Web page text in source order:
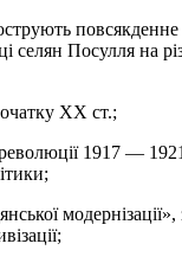
селян Посулля на
XX ст.;
1917 —
модернізації»,